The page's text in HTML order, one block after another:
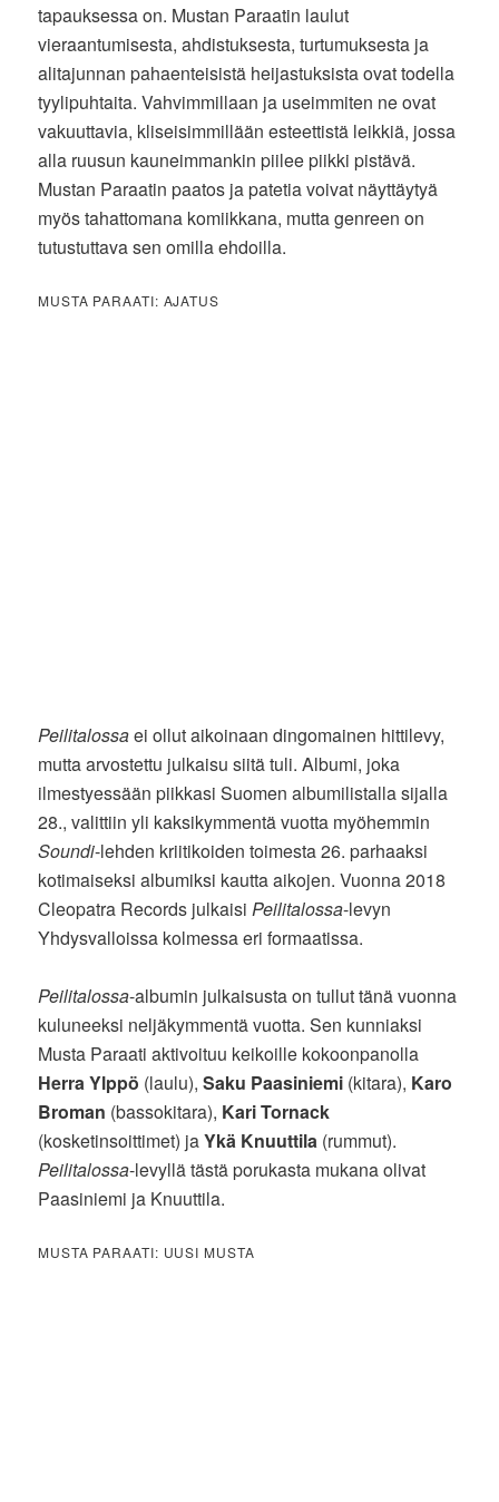
tapauksessa on. Mustan Paraatin laulut
vieraantumisesta, ahdistuksesta, turtumuksesta ja
alitajunnan pahaenteisistä heijastuksista ovat todella
tyylipuhtaita. Vahvimmillaan ja useimmiten ne ovat
vakuuttavia, kliseisimmillään esteettistä leikkiä, jossa
alla ruusun kauneimmankin piilee piikki pistävä.
Mustan Paraatin paatos ja patetia voivat näyttäytyä
myös tahattomana komiikkana, mutta genreen on
tutustuttava sen omilla ehdoilla.
MUSTA PARAATI: AJATUS
Peilitalossaei ollut aikoinaan dingomainen hittilevy,
mutta arvostettu julkaisu siitä tuli. Albumi, joka
ilmestyessään piikkasi Suomen albumilistalla sijalla
28., valittiin yli kaksikymmentä vuotta myöhemmin
Soundi-lehden kriitikoiden toimesta 26. parhaaksi
kotimaiseksi albumiksi kautta aikojen. Vuonna 2018
Cleopatra Records julkaisi Peilitalossa-levyn
Yhdysvalloissa kolmessa eri formaatissa.
Peilitalossa-albumin julkaisusta on tullut tänä vuonna
kuluneeksi neljäkymmentä vuotta. Sen kunniaksi
Musta Paraati aktivoituu keikoille kokoonpanolla
Herra Ylppö (laulu),Saku Paasiniemi (kitara), Karo
Broman (bassokitara), Kari Tornack
(kosketinsoittimet) jaYkä Knuuttila (rummut).
Peilitalossa-levyllä tästä porukasta mukana olivat
Paasiniemi ja Knuuttila.
MUSTA PARAATI: UUSI MUSTA